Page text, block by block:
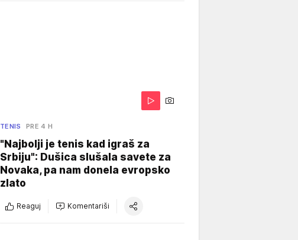
TENIS PRE 4 H
"Najbolji je tenis kad igraš za
Srbiju": Dušica slušala savete za
Novaka, pa nam donela evropsko
zlato
Reaguj Komentariši